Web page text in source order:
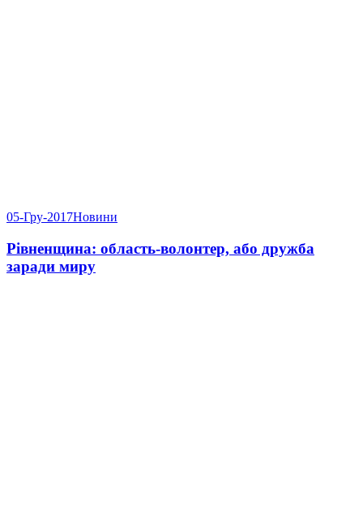
05-Гру-2017Новини
Рівненщина: область-волонтер, або дружба
заради миру